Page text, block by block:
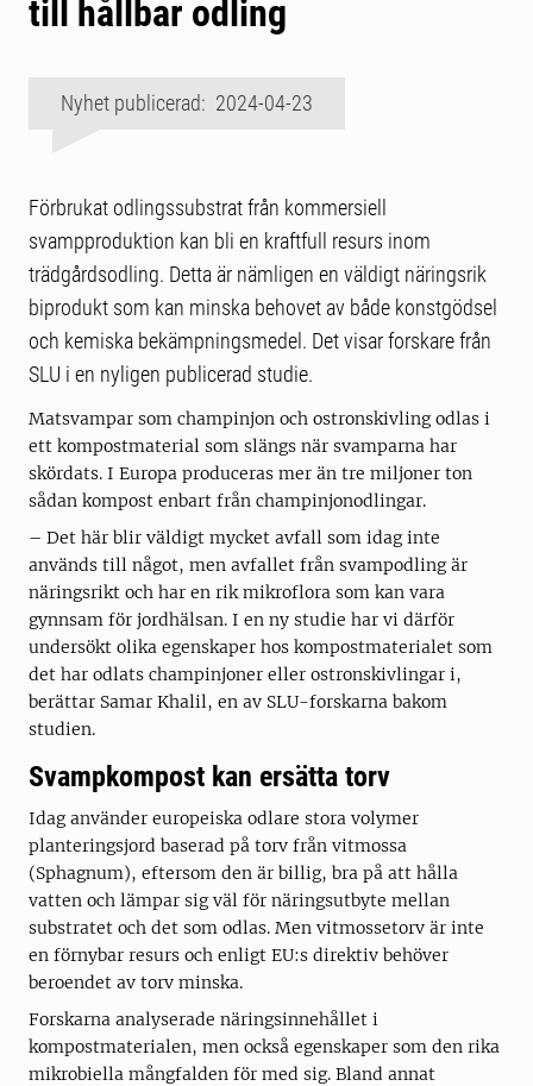
till hållbar odling
Nyhet publicerad: 2024-04-23
Förbrukat odlingssubstrat från kommersiell
svampproduktion kan bli en kraftfull resurs inom
trädgårdsodling. Detta är nämligen en väldigt näringsrik
biprodukt som kan minska behovet av både konstgödsel
och kemiska bekämpningsmedel. Det visar forskare från
SLU i en nyligen publicerad studie.
Matsvampar som champinjon och ostronskivling odlas i
ett kompostmaterial som slängs när svamparna har
skördats. I Europa produceras mer än tre miljoner ton
sådan kompost enbart från champinjonodlingar.
– Det här blir väldigt mycket avfall som idag inte
används till något, men avfallet från svampodling är
näringsrikt och har en rik mikroflora som kan vara
gynnsam för jordhälsan. I en ny studie har vi därför
undersökt olika egenskaper hos kompostmaterialet som
det har odlats champinjoner eller ostronskivlingar i,
berättar Samar Khalil, en av SLU-forskarna bakom
studien.
Svampkompost kan ersätta torv
Idag använder europeiska odlare stora volymer
planteringsjord baserad på torv från vitmossa
(Sphagnum), eftersom den är billig, bra på att hålla
vatten och lämpar sig väl för näringsutbyte mellan
substratet och det som odlas. Men vitmossetorv är inte
en förnybar resurs och enligt EU:s direktiv behöver
beroendet av torv minska.
Forskarna analyserade näringsinnehållet i
kompostmaterialen, men också egenskaper som den rika
mikrobiella mångfalden för med sig. Bland annat